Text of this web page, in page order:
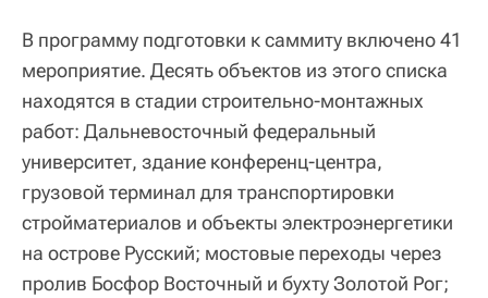
В программу подготовки к саммиту включено 41
мероприятие. Десять объектов из этого списка
находятся в стадии строительно-монтажных
работ: Дальневосточный федеральный
университет, здание конференц-центра,
грузовой терминал для транспортировки
стройматериалов и объекты электроэнергетики
на острове Русский; мостовые переходы через
пролив Босфор Восточный и бухту Золотой Рог;